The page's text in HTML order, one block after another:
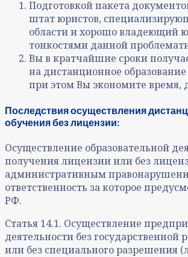
Подготовкой пакета
штат юристов,
области и хорошо владеющий
тонкостями данной
Вы в кратчайшие сроки
на дистанционное образование
при этом Вы экономите время,
Последствия осуществления
обучения без лицензии:
Осуществление образовательной
получения лицензии или без
административным
ответственность за которое
РФ.
Статья 14.1. Осуществление
деятельности без государственной
или без специального разрешения